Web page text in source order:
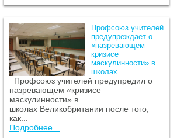
Профсоюз учителей
предупреждает о
«назревающем
кризисе
маскулинности» в
школах
Профсоюз учителей предупредил о
назревающем «кризисе
маскулинности» в
школах Великобритании после того,
как...
Подробнее...